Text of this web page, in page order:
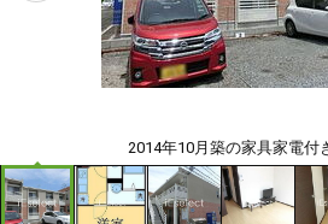
2014年10月築の家具家電付